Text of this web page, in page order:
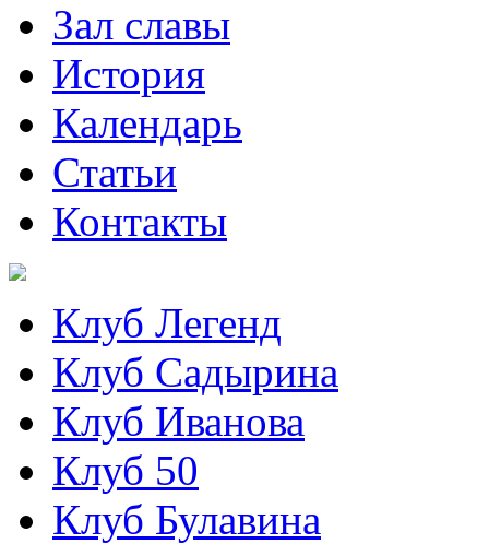
Зал славы
История
Календарь
Статьи
Контакты
Клуб Легенд
Клуб Садырина
Клуб Иванова
Клуб 50
Клуб Булавина